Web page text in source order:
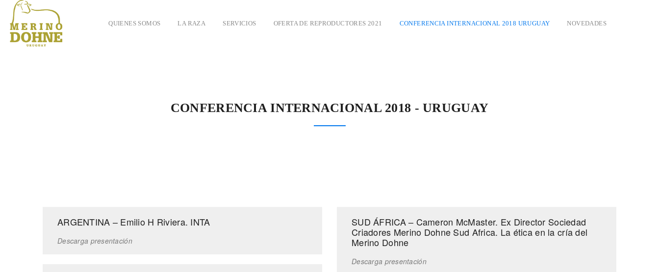
QUIENES SOMOS LA RAZA SERVICIOS OFERTA DE REPRODUCTORES 2021 CONFERENCIA INTERNACIONAL 2018 URUGUAY NOVEDADES
CONFERENCIA INTERNACIONAL 2018 - URUGUAY
ARGENTINA – Emilio H Riviera. INTA
Descarga presentación
SUD ÁFRICA – Cameron McMaster. Ex Director Sociedad
Criadores Merino Dohne Sud Africa. La ética en la cría del
Merino Dohne
Descarga presentación